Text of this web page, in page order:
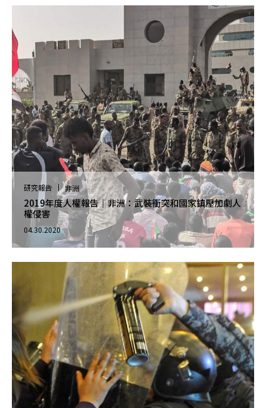
研究報告 非洲
2019年度人權報告｜非洲：武裝衝突和國家鎮壓加劇人
權侵害
04.30.2020